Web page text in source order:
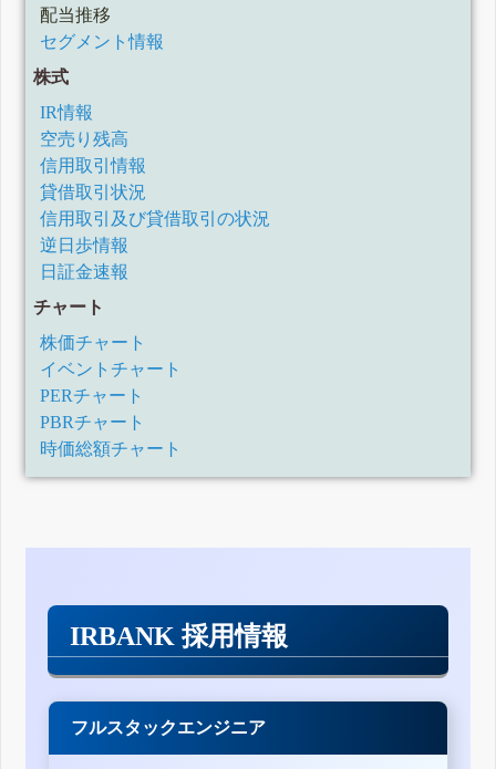
配当推移
セグメント情報
株式
IR情報
空売り残高
信用取引情報
貸借取引状況
信用取引及び貸借取引の状況
逆日歩情報
日証金速報
チャート
株価チャート
イベントチャート
PERチャート
PBRチャート
時価総額チャート
IRBANK 採用情報
フルスタックエンジニア